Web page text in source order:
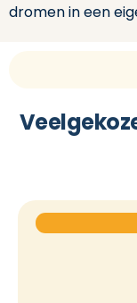
dromen in een